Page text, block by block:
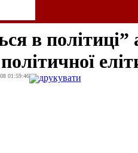
в політиці”
01:59:46 друкувати